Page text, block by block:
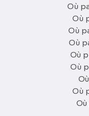
Où
Où
Où
Où
Où
Où
Où